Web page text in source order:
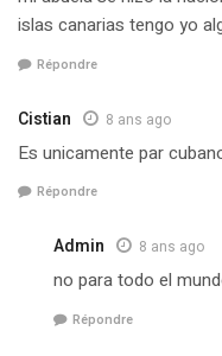
islas canarias tengo yo
Répondre
Cistian 8 ans ago
Es unicamente par
Répondre
Admin 8 ans ago
no para todo el
Répondre